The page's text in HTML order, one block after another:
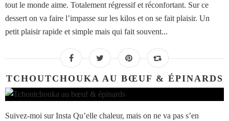
tout le monde aime. Totalement régressif et réconfortant. Sur ce
dessert on va faire l’impasse sur les kilos et on se fait plaisir. Un
petit plaisir rapide et simple mais qui fait souvent...
TCHOUTCHOUKA AU BŒUF & ÉPINARDS
Suivez-moi sur Insta Qu’elle chaleur, mais on ne va pas s’en